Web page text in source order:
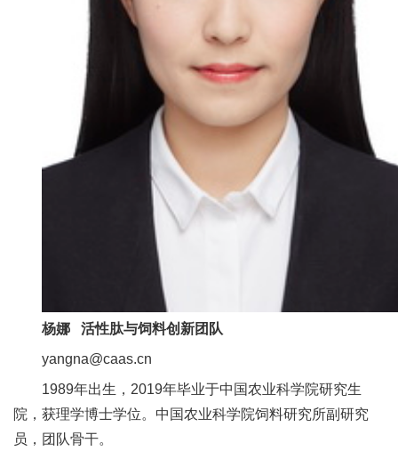
生
杨娜 活性肽与饲料创新团队
yangna@caas.cn
1989年出生，2019年毕业于中国农业科学院研究生
院，获理学博士学位。中国农业科学院饲料研究所副研究
员，团队骨干。